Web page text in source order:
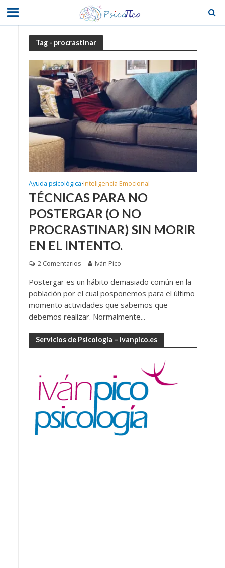
Tag - procrastinar
Ayuda psicológica•Inteligencia Emocional
TÉCNICAS PARA NO
POSTERGAR (O NO
PROCRASTINAR) SIN MORIR
EN EL INTENTO.
2 Comentarios Iván Pico
Postergar es un hábito demasiado común en la
población por el cual posponemos para el último
momento actividades que sabemos que
debemos realizar. Normalmente...
Servicios de Psicología – ivanpico.es